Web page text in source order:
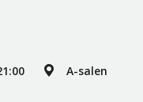
A-salen